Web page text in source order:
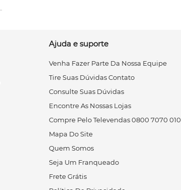
Ajuda e suporte
Venha Fazer Parte Da Nossa Equipe
Tire Suas Dúvidas Contato
Consulte Suas Dúvidas
Encontre As Nossas Lojas
Compre Pelo Televendas 0800 7070 010
Mapa Do Site
Quem Somos
Seja Um Franqueado
Frete Grátis